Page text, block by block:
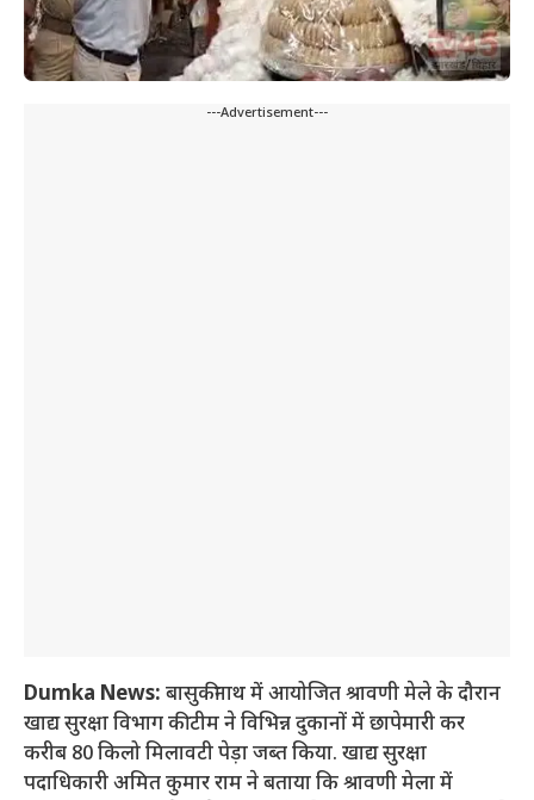
---Advertisement---
Dumka News: बासुकीनाथ में आयोजित श्रावणी मेले के दौरान
खाद्य सुरक्षा विभाग की टीम ने विभिन्न दुकानों में छापेमारी कर
करीब 80 किलो मिलावटी पेड़ा जब्त किया. खाद्य सुरक्षा
पदाधिकारी अमित कुमार राम ने बताया कि श्रावणी मेला में